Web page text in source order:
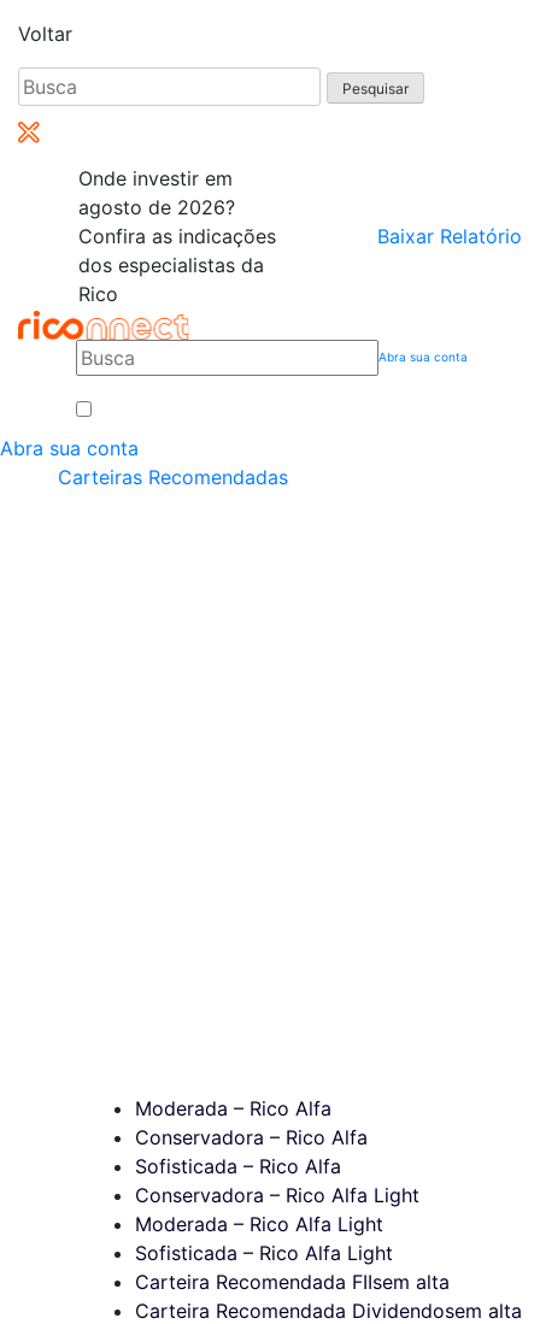
Voltar
Pesquisar
por:
Onde investir em
agosto de 2026?
Confira as indicações
dos especialistas da
Rico
Baixar Relatório
Abra sua conta
Abra sua conta
Carteiras Recomendadas
Moderada – Rico Alfa
Conservadora – Rico Alfa
Sofisticada – Rico Alfa
Conservadora – Rico Alfa Light
Moderada – Rico Alfa Light
Sofisticada – Rico Alfa Light
Carteira Recomendada FIIsem alta
Carteira Recomendada Dividendosem alta